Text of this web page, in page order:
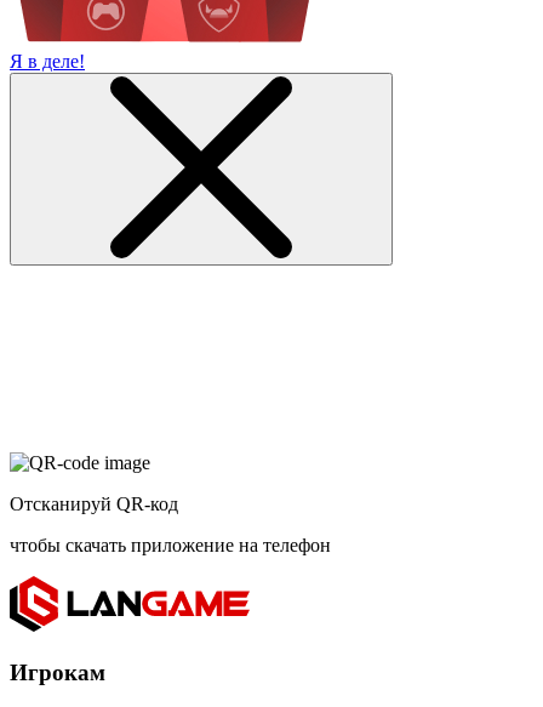
Я в деле!
Отсканируй QR-код
чтобы скачать приложение на телефон
Игрокам